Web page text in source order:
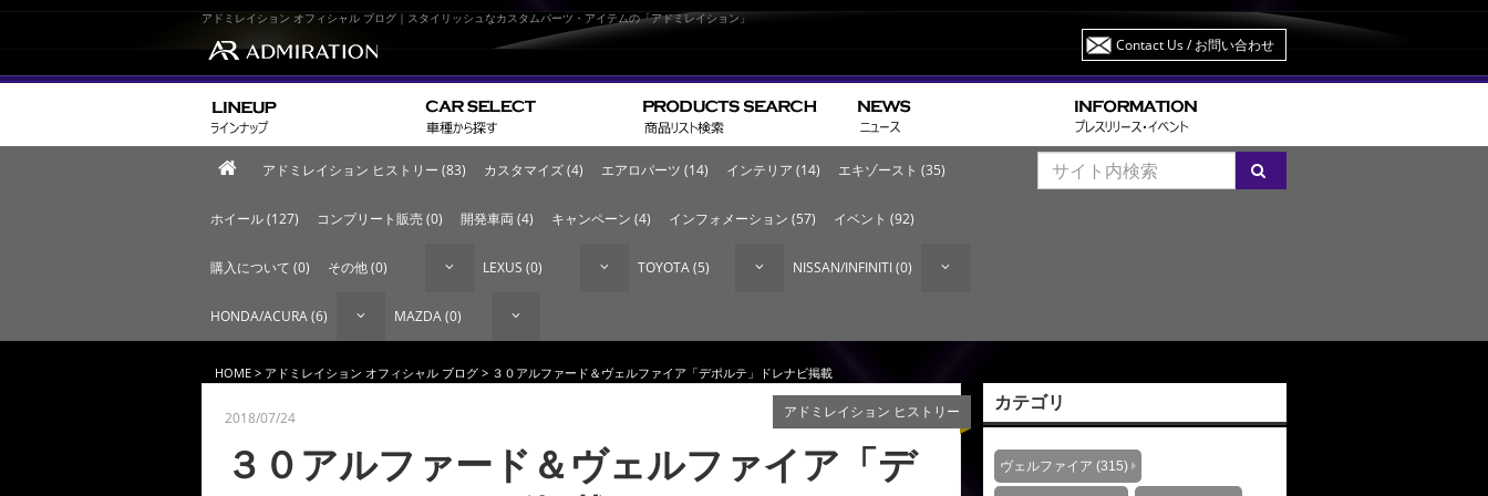
アドミレイション オフィシャル ブログ｜スタイリッシュなカスタムパーツ・アイテムの「アドミレイション」
Contact Us/ お問い合わせ
アドミレイション ヒストリー (83) カスタマイズ (4) エアロパーツ (14) インテリア (14) エキゾースト (35)
ホイール (127) コンプリート販売 (0) 開発車両 (4) キャンペーン (4) インフォメーション (57) イベント (92)
購入について (0) その他 (0) LEXUS (0) TOYOTA (5) NISSAN/INFINITI (0)
HONDA/ACURA (6) MAZDA (0)
HOME > アドミレイション オフィシャル ブログ > ３０アルファード＆ヴェルファイア「デポルテ」ドレナビ掲載
アドミレイション ヒストリー
2018/07/24
３０アルファード＆ヴェルファイア「デ
カテゴリ
ヴェルファイア (315)